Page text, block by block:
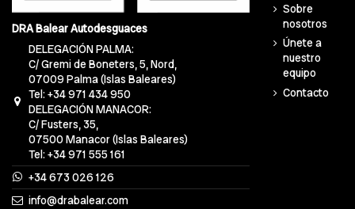
DRA Balear Autodesguaces
DELEGACIÓN PALMA:
C/ Gremi de Boneters, 5, Nord,
07009 Palma (Islas Baleares)
Tel: +34 971 434 950
DELEGACIÓN MANACOR:
C/ Fusters, 35,
07500 Manacor (Islas Baleares)
Tel: +34 971 555 161
+34 673 026 126
info@drabalear.com
Sobre
nosotros
Únete a
nuestro
equipo
Contacto